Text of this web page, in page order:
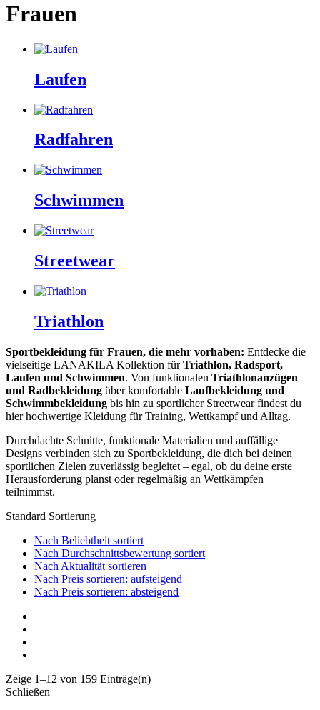
Frauen
Laufen
Radfahren
Schwimmen
Streetwear
Triathlon
Sportbekleidung für Frauen, die mehr vorhaben: Entdecke die
vielseitige LANAKILA Kollektion fürTriathlon, Radsport,
Laufen und Schwimmen. Von funktionalen Triathlonanzügen
und Radbekleidung über komfortable Laufbekleidung und
Schwimmbekleidung bis hin zu sportlicher Streetwear findest du
hier hochwertige Kleidung für Training, Wettkampf und Alltag.
Durchdachte Schnitte, funktionale Materialien und auffällige
Designs verbinden sich zu Sportbekleidung, die dich bei deinen
sportlichen Zielen zuverlässig begleitet – egal, ob du deine erste
Herausforderung planst oder regelmäßig an Wettkämpfen
teilnimmst.
Standard Sortierung
Nach Beliebtheit sortiert
Nach Durchschnittsbewertung sortiert
Nach Aktualität sortieren
Nach Preis sortieren: aufsteigend
Nach Preis sortieren: absteigend
Zeige 1–12 von 159 Einträge(n)
Schließen